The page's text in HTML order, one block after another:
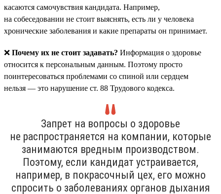
касаются самочувствия кандидата. Например,
на собеседовании не стоит выяснять, есть ли у человека
хронические заболевания и какие препараты он принимает.
❌ Почему их не стоит задавать? Информация о здоровье
относится к персональным данным. Поэтому просто
поинтересоваться проблемами со спиной или сердцем
нельзя — это нарушение ст. 88 Трудового кодекса.
Запрет на вопросы о здоровье
не распространяется на компании, которые
занимаются вредным производством.
Поэтому, если кандидат устраивается,
например, в покрасочный цех, его можно
спросить о заболеваниях органов дыхания